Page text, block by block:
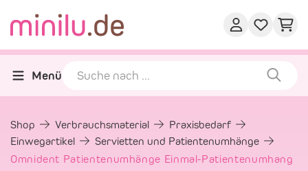
Menü
Shop Verbrauchsmaterial
Praxisbedarf
Einwegartikel
Servietten und Patientenumhänge
Omnident Patientenumhänge Einmal-Patientenumhang